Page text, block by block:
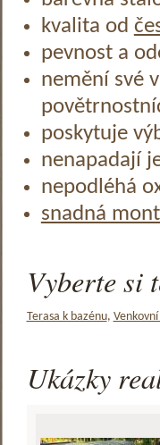
kvalita od
pevnost a
nemění své
poskytuje
nenapadají
nepodléhá
snadná
Vyberte si
Terasa k bazénu,
Ukázky